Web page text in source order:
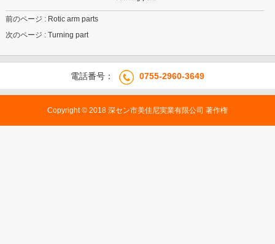
前のページ : Rotic arm parts
次のページ : Turning part
電話番号： 0755-2960-3649
Copyright © 2018 深セン市美佳尼実業有限公司 著作権